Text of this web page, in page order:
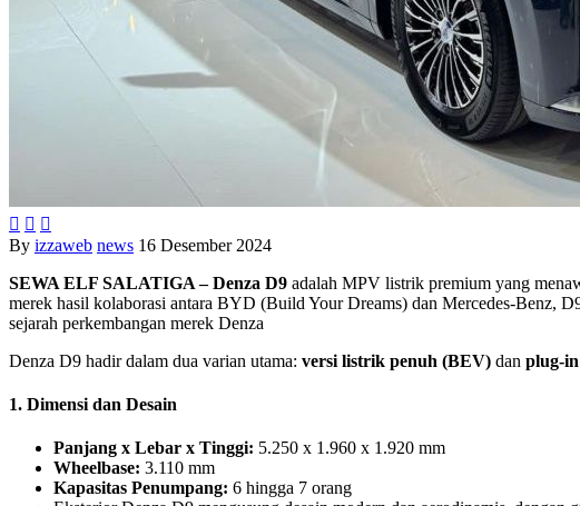
  
By izzaweb news 16 Desember 2024
SEWA ELF SALATIGA – Denza D9 adalah MPV listrik premium yang
merek hasil kolaborasi antara BYD (Build Your Dreams) dan Mercedes-Benz,
sejarah perkembangan merek Denza
Denza D9 hadir dalam dua varian utama: versi listrik penuh (BEV) dan plug-
1. Dimensi dan Desain
Panjang x Lebar x Tinggi: 5.250 x 1.960 x 1.920 mm
Wheelbase: 3.110 mm
Kapasitas Penumpang: 6 hingga 7 orang